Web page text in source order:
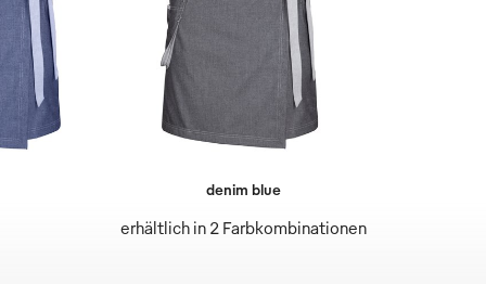
erhältlich in 2 Farbkombinationen
denim blue